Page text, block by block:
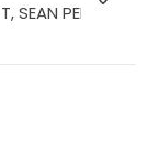
SEAN PENN -